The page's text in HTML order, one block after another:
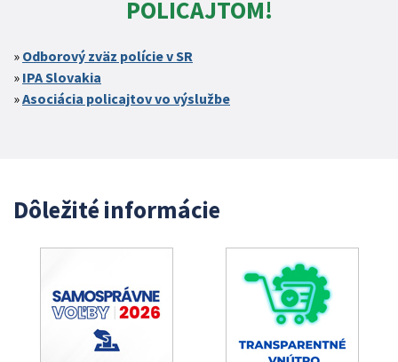
POLICAJTOM!
Odborový zväz polície v SR
IPA Slovakia
Asociácia policajtov vo výslužbe
Dôležité informácie